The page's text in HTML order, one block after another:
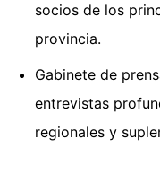
socios de los
provincia.
Gabinete de
entrevistas
regionales y